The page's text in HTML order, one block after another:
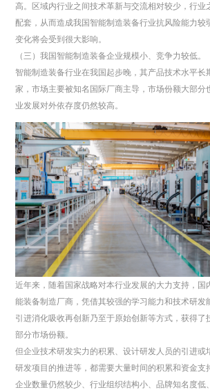
高。区域内行业之间技术革新与交流相对较少，行业
配套，从而造成我国智能制造装备行业抗风险能力较
变化将会受到很大影响。
（三）我国智能制造装备企业规模小、竞争力较低。
智能制造装备行业在我国起步晚，其产品技术水平长
家，市场主要被知名国际厂商主导，市场份额大部分
业发展对外依存度仍然较高。
近年来，随着国家战略对本行业发展的大力支持，国
能装备制造厂商，凭借其较强的学习能力和技术研发
引进消化吸收再创新乃至于原始创新等方式，获得了
部分市场份额。
但企业技术研发实力的积累、设计研发人员的引进或
研发项目的推进等，都需要大量时间的积累和资金支
企业数量仍然较少、行业组织结构小、品牌知名度低